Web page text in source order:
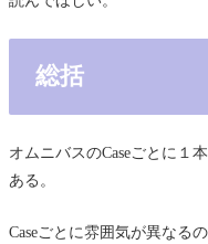
総括
オムニバスのCaseごとに１
ある。
Caseごとに雰囲気が異なる